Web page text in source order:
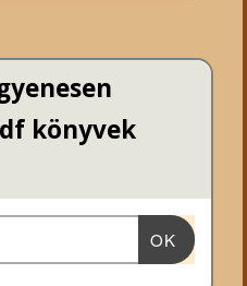
könyvek
OK